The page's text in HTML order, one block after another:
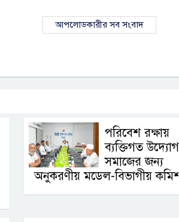
আপলোডকারীর সব সংবাদ
পরিবেশ রক্ষায়
ব্যক্তিগত উদ্যোগ
সমাজের জন্য
অনুকরণীয় মডেল-বিভাগীয়